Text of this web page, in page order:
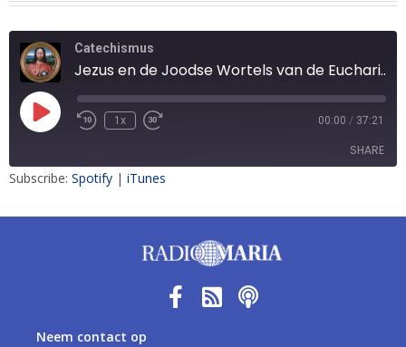
Catechismus
Jezus en de Joodse Wortels van de Eucharistie VIII
1x 00:00 / 37:21
SHARE
Subscribe: Spotify | iTunes
Neem contact op